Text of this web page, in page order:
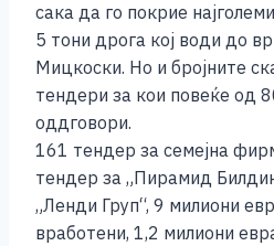
сака да го покрие
5 тони дрога кој води до
Мицкоски. Но и бројните
тендери за кои повеќе од
оддговори.
161 тендер за семејна
тендер за „Пирамид
„Ленди Груп“, 9 милиони
вработени, 1,2 милиони